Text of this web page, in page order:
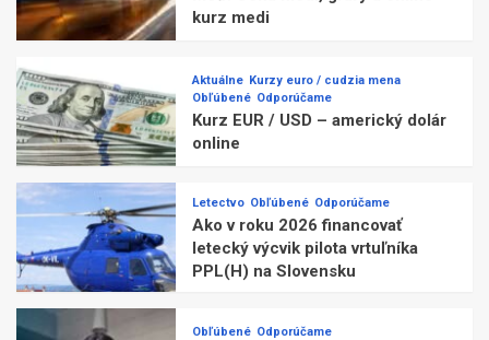
kurz medi
Aktuálne Kurzy euro / cudzia mena
Obľúbené Odporúčame
Kurz EUR / USD – americký dolár
online
Letectvo Obľúbené Odporúčame
Ako v roku 2026 financovať
letecký výcvik pilota vrtuľníka
PPL(H) na Slovensku
Obľúbené Odporúčame